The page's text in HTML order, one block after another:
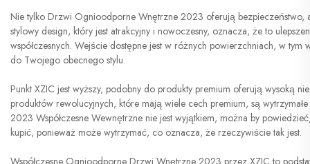
Nie tylko Drzwi Ognioodporne Wnętrzne 2023 oferują bezpieczeństwo,
stylowy design, który jest atrakcyjny i nowoczesny, oznacza, że to
współczesnych. Wejście dostępne jest w różnych powierzchniach, w
do Twojego obecnego stylu.
Punkt XZIC jest wyższy, podobny do produkty premium oferują wysoką
produktów rewolucyjnych, które mają wiele cech premium, są
2023 Współczesne Wewnętrzne nie jest wyjątkiem, można by
kupić, ponieważ może wytrzymać, co oznacza, że rzeczywiście tak jest.